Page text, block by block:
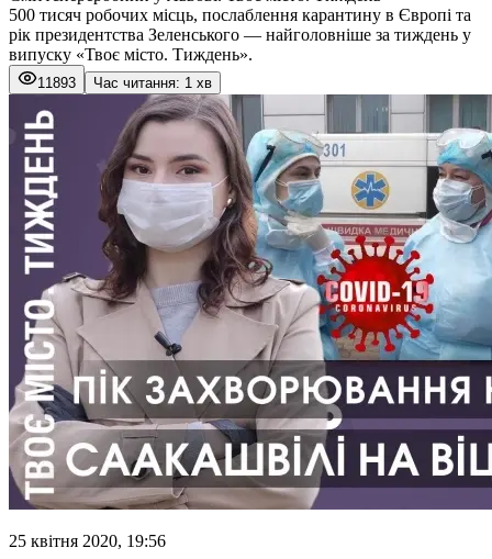
500 тисяч робочих місць, послаблення карантину в Європі та
рік президентства Зеленського — найголовніше за тиждень у
випуску «Твоє місто. Тиждень».
11893 Час читання: 1 хв
25 квітня 2020, 19:56